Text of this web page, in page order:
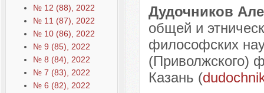
№ 12 (88), 2022
№ 11 (87), 2022
№ 10 (86), 2022
№ 9 (85), 2022
№ 8 (84), 2022
№ 7 (83), 2022
№ 6 (82), 2022
Дудочников
общей и
философских
(Приволжского)
Казань (